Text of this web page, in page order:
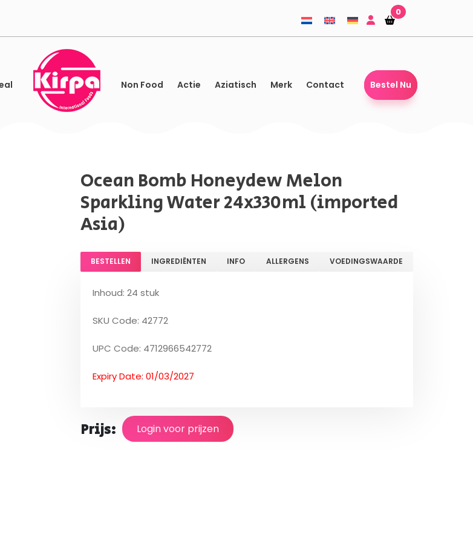
Winkelmandje
Winkelmandje
0
Non Food Actie Aziatisch Merk Contact Bestel Nu
Ocean Bomb Honeydew Melon
Sparkling Water 24x330ml (imported
Asia)
BESTELLEN INGREDIËNTEN INFO ALLERGENS VOEDINGSWAARDE
Inhoud: 24 stuk
SKU Code: 42772
UPC Code: 4712966542772
Expiry Date: 01/03/2027
Prijs: Login voor prijzen